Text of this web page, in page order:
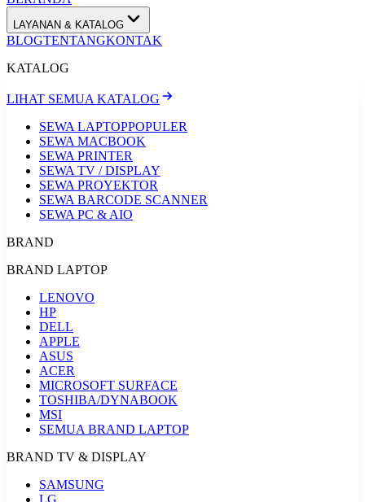
LAYANAN & KATALOG
BLOGTENTANGKONTAK
KATALOG
LIHAT SEMUA KATALOG
SEWA LAPTOPPOPULER
SEWA MACBOOK
SEWA PRINTER
SEWA TV / DISPLAY
SEWA PROYEKTOR
SEWA BARCODE SCANNER
SEWA PC & AIO
BRAND
BRAND LAPTOP
LENOVO
HP
DELL
APPLE
ASUS
ACER
MICROSOFT SURFACE
TOSHIBA/DYNABOOK
MSI
SEMUA BRAND LAPTOP
BRAND TV & DISPLAY
SAMSUNG
LG